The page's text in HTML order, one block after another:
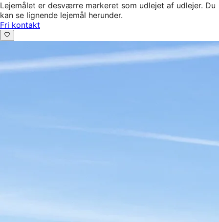
Lejemålet er desværre markeret som udlejet af udlejer. Du
kan se lignende lejemål herunder.
Fri kontakt